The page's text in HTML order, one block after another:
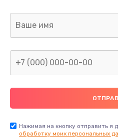
Замена
1600
Замена
Нажимая на кнопку отправить я
обработку моих персональных